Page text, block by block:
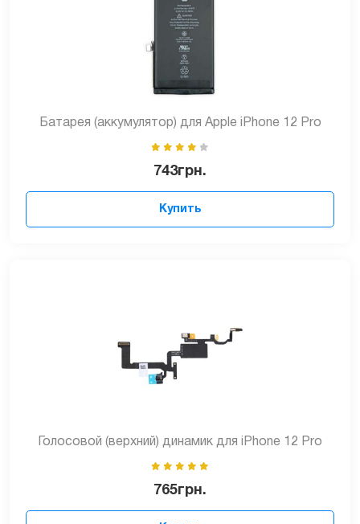
Батарея (аккумулятор) для Apple iPhone 12 Pro
743грн.
Купить
Голосовой (верхний) динамик для iPhone 12 Pro
765грн.